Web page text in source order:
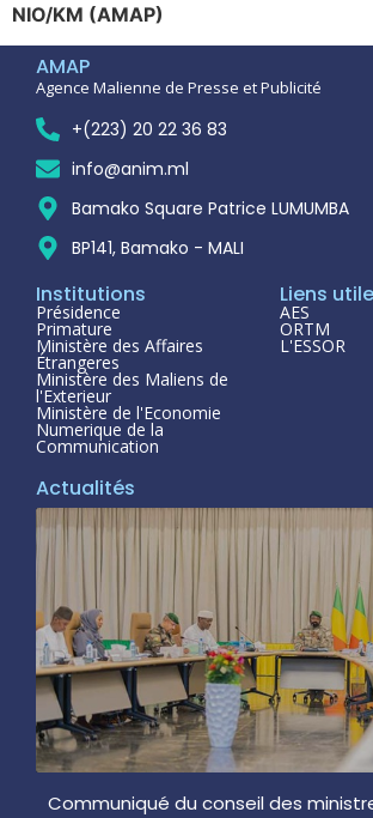
NIO/KM (AMAP)
AMAP
Agence Malienne de Presse et Publicité
+(223) 20 22 36 83
info@anim.ml
Bamako Square Patrice LUMUMBA
BP141, Bamako - MALI
Institutions
Présidence
Primature
Ministère des Affaires
Étrangeres
Ministère des Maliens de
l'Exterieur
Ministère de l'Economie
Numerique de la
Communication
Liens
AES
ORTM
L'ESSOR
Actualités
Communiqué du conseil des